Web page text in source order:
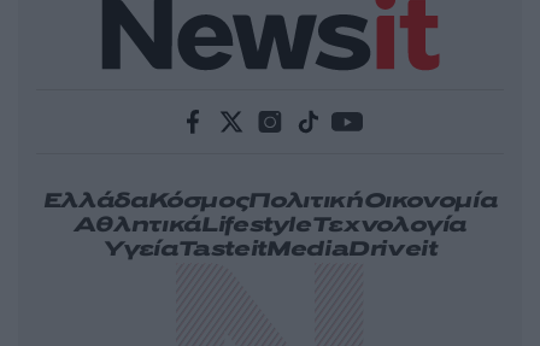
ΕλλάδαΚόσμοςΠολιτικήΟικονομία
ΑθλητικάLifestyleΤεχνολογία
ΥγείαTasteitMediaDriveit